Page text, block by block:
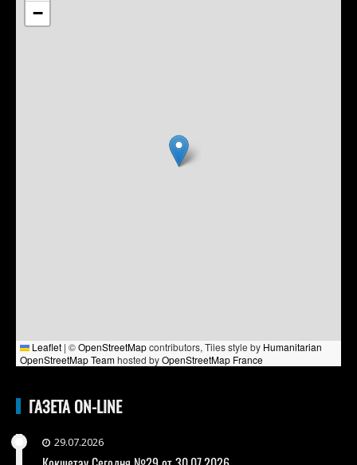
−
Leaflet | ©OpenStreetMapcontributors, Tiles style by Humanitarian
OpenStreetMap Teamhosted byOpenStreetMap France
ГАЗЕТА ON-LINE
29.07.2026